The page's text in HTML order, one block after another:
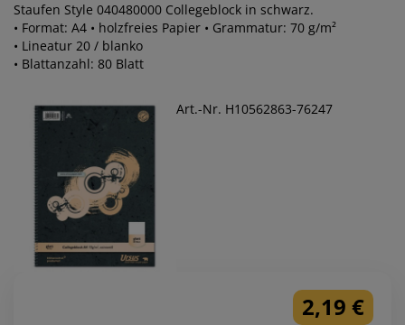
Staufen Style 040480000 Collegeblock in schwarz.
• Format: A4 • holzfreies Papier • Grammatur: 70 g/m²
• Lineatur 20 / blanko
• Blattanzahl: 80 Blatt
Art.-Nr. H10562863-76247
2,19 €